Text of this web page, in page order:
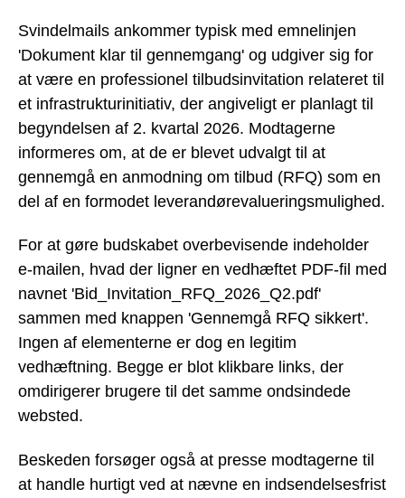
Svindelmails ankommer typisk med emnelinjen
'Dokument klar til gennemgang' og udgiver sig for
at være en professionel tilbudsinvitation relateret til
et infrastrukturinitiativ, der angiveligt er planlagt til
begyndelsen af 2. kvartal 2026. Modtagerne
informeres om, at de er blevet udvalgt til at
gennemgå en anmodning om tilbud (RFQ) som en
del af en formodet leverandørevalueringsmulighed.
For at gøre budskabet overbevisende indeholder
e-mailen, hvad der ligner en vedhæftet PDF-fil med
navnet 'Bid_Invitation_RFQ_2026_Q2.pdf'
sammen med knappen 'Gennemgå RFQ sikkert'.
Ingen af elementerne er dog en legitim
vedhæftning. Begge er blot klikbare links, der
omdirigerer brugere til det samme ondsindede
websted.
Beskeden forsøger også at presse modtagerne til
at handle hurtigt ved at nævne en indsendelsesfrist